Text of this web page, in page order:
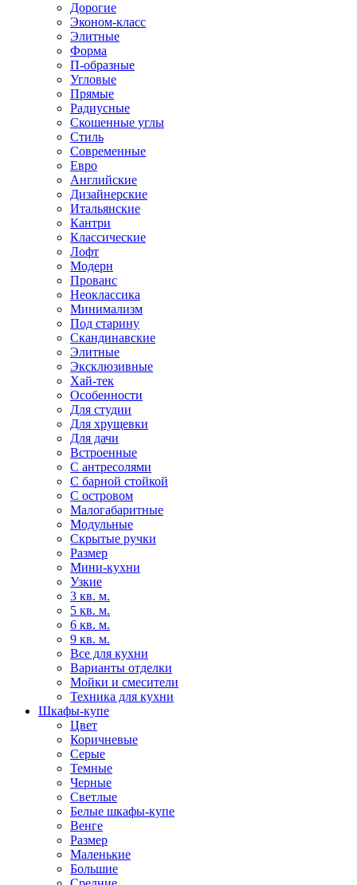
Дорогие
Эконом-класс
Элитные
Форма
П-образные
Угловые
Прямые
Радиусные
Скошенные углы
Стиль
Современные
Евро
Английские
Дизайнерские
Итальянские
Кантри
Классические
Лофт
Модерн
Прованс
Неоклассика
Минимализм
Под старину
Скандинавские
Элитные
Эксклюзивные
Хай-тек
Особенности
Для студии
Для хрущевки
Для дачи
Встроенные
С антресолями
С барной стойкой
С островом
Малогабаритные
Модульные
Скрытые ручки
Размер
Мини-кухни
Узкие
3 кв. м.
5 кв. м.
6 кв. м.
9 кв. м.
Все для кухни
Варианты отделки
Мойки и смесители
Техника для кухни
Шкафы-купе
Цвет
Коричневые
Серые
Темные
Черные
Светлые
Белые шкафы-купе
Венге
Размер
Маленькие
Большие